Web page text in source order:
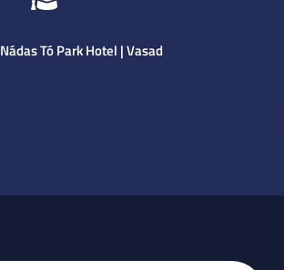
Nádas Tó Park Hotel | Vasad